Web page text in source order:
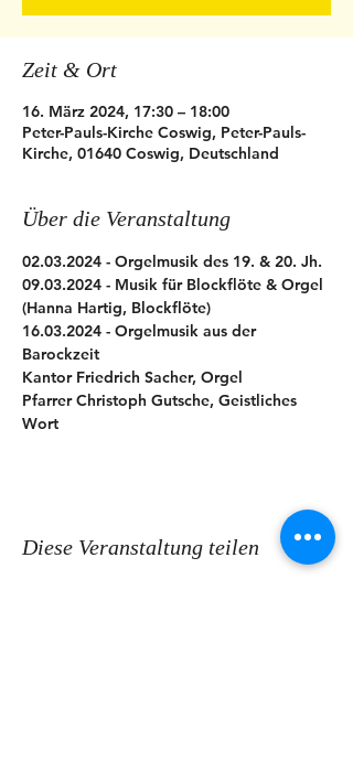
Zeit & Ort
16. März 2024, 17:30 – 18:00
Peter-Pauls-Kirche Coswig, Peter-Pauls-
Kirche, 01640 Coswig, Deutschland
Über die Veranstaltung
02.03.2024 - Orgelmusik des 19. & 20. Jh.
09.03.2024 - Musik für Blockflöte & Orgel
(Hanna Hartig, Blockflöte)
16.03.2024 - Orgelmusik aus der
Barockzeit
Kantor Friedrich Sacher, Orgel
Pfarrer Christoph Gutsche, Geistliches
Wort
Diese Veranstaltung teilen